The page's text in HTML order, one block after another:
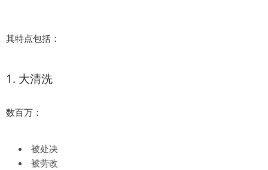
其特点包括：
1. 大清洗
数百万：
被处决
被劳改